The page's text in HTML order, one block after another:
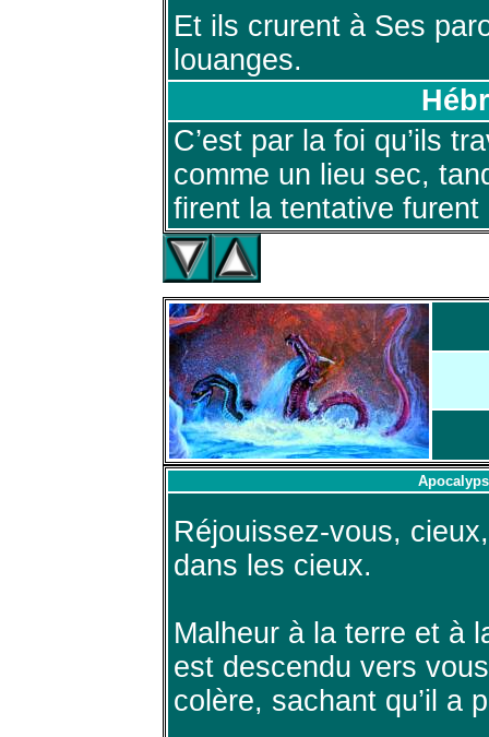
Et ils crurent à Ses
louanges.
C’est par la foi qu’ils
comme un lieu sec,
firent la tentative furent
Réjouissez-vous,
dans les cieux.
Malheur à la terre et à
est descendu vers
colère, sachant qu’il a